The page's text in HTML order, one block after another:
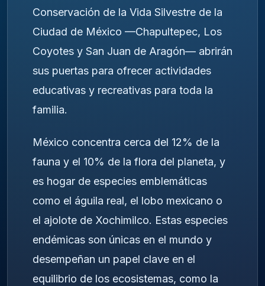
Conservación de la Vida Silvestre de la
Ciudad de México —Chapultepec, Los
Coyotes y San Juan de Aragón— abrirán
sus puertas para ofrecer actividades
educativas y recreativas para toda la
familia.
México concentra cerca del 12% de la
fauna y el 10% de la flora del planeta, y
es hogar de especies emblemáticas
como el águila real, el lobo mexicano o
el ajolote de Xochimilco. Estas especies
endémicas son únicas en el mundo y
desempeñan un papel clave en el
equilibrio de los ecosistemas, como la